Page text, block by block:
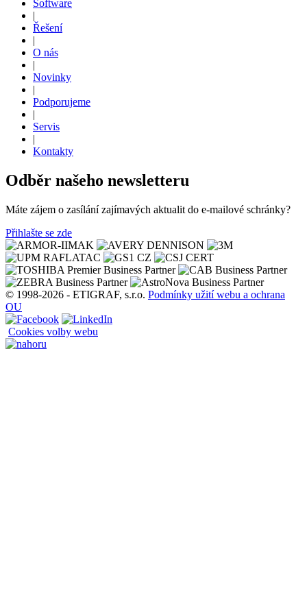
Software
|
Řešení
|
O nás
|
Novinky
|
Podporujeme
|
Servis
|
Kontakty
Odběr našeho newsletteru
Máte zájem o zasílání zajímavých aktualit do e-mailové schránky?
Přihlašte se zde
© 1998-2026 - ETIGRAF, s.r.o. Podmínky užití webu a ochrana
OU
Cookies volby webu